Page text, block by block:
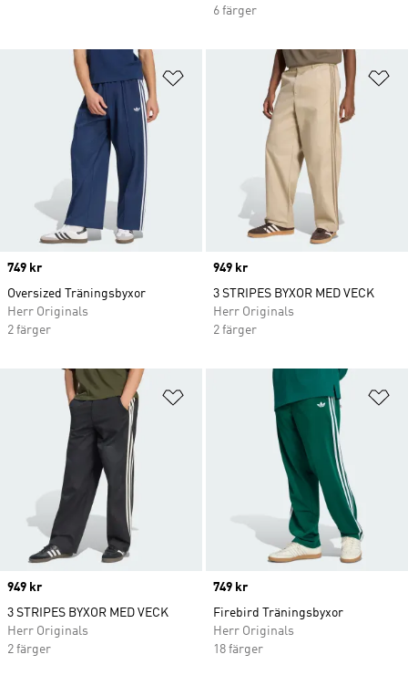
6 färger
Lägg till på önskelistan
Price
749 kr
Oversized Träningsbyxor
Herr Originals
2 färger
Price
949 kr
3 STRIPES BYXOR MED VECK
Herr Originals
2 färger
Lägg till på önskelistan
Price
949 kr
3 STRIPES BYXOR MED VECK
Herr Originals
2 färger
Price
749 kr
Firebird Träningsbyxor
Herr Originals
18 färger